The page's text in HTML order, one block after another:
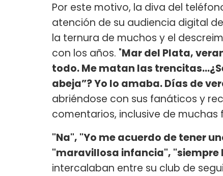
Por este motivo, la diva del
atención de su audiencia digital
la ternura de muchos y el
con los años. "Mar del Plata,
todo. Me matan las
abeja”? Yo lo amaba. Días de
abriéndose con sus fanáticos y
comentarios, inclusive de
"Na", "Yo me acuerdo de tener
"maravillosa infancia", "siempre
intercalaban entre su club de